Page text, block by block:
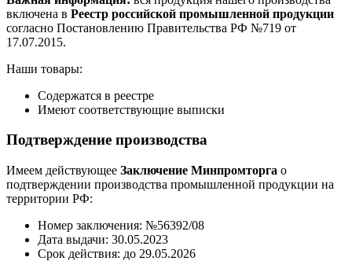
включена в Реестр российской промышленной продукции
согласно Постановлению Правительства РФ №719 от
17.07.2015.
Наши товары:
Содержатся в реестре
Имеют соответствующие выписки
Подтверждение производства
Имеем действующее Заключение Минпромторга о
подтверждении производства промышленной продукции на
территории РФ:
Номер заключения: №56392/08
Дата выдачи: 30.05.2023
Срок действия: до 29.05.2026